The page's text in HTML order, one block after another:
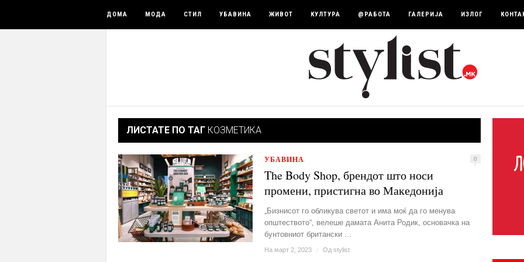
ДОМА МОДА СТИЛ УБАВИНА ЖИВОТ КУЛТУРА @РАБОТА ГАЛЕРИЈА ИЗЛОГ
ЛИСТАТЕ ПО ТАГ КОЗМЕТИКА
УБАВИНА 0
The Body Shop, брендот што носи
промени, пристигна во Македонија
„Бизнисот го обликува светот и има моќ да го менува
општеството“, велеше дамата Анита Родик, основачка на
бунтовниот британски ...
На март 2, 2023 / Од stylist